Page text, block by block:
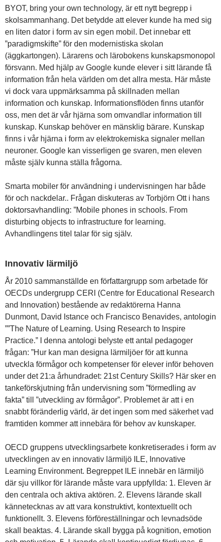
BYOT, bring your own technology, är ett nytt begrepp i
skolsammanhang. Det betydde att elever kunde ha med sig
en liten dator i form av sin egen mobil. Det innebar ett
”paradigmskifte” för den modernistiska skolan
(äggkartongen). Lärarens och lärobokens kunskapsmonopol
försvann. Med hjälp av Google kunde elever i sitt lärande få
information från hela världen om det allra mesta. Här måste
vi dock vara uppmärksamma på skillnaden mellan
information och kunskap. Informationsflöden finns utanför
oss, men det är vår hjärna som omvandlar information till
kunskap. Kunskap behöver en mänsklig bärare. Kunskap
finns i vår hjärna i form av elektrokemiska signaler mellan
neuroner. Google kan visserligen ge svaren, men eleven
måste själv kunna ställa frågorna.
Smarta mobiler för användning i undervisningen har både
för och nackdelar.. Frågan diskuteras av Torbjörn Ott i hans
doktorsavhandling: ”Mobile phones in schools. From
disturbing objects to infrastructure for learning.
Avhandlingens titel talar för sig själv.
Innovativ lärmiljö
År 2010 sammanställde en författargrupp som arbetade för
OECDs undergrupp CERI (Centre for Educational Research
and Innovation) bestående av redaktörerna Hanna
Dunmont, David Istance och Francisco Benavides, antologin
””The Nature of Learning. Using Research to Inspire
Practice.” I denna antologi belyste ett antal pedagoger
frågan: ”Hur kan man designa lärmiljöer för att kunna
utveckla förmågor och kompetenser för elever inför behoven
under det 21:a århundradet: 21st Century Skills? Här sker en
tankeförskjutning från undervisning som ”förmedling av
fakta” till ”utveckling av förmågor”. Problemet är att i en
snabbt föränderlig värld, är det ingen som med säkerhet vad
framtiden kommer att innebära för behov av kunskaper.
OECD gruppens utvecklingsarbete konkretiserades i form av
utvecklingen av en innovativ lärmiljö ILE, Innovative
Learning Environment. Begreppet ILE innebär en lärmiljö
där sju villkor för lärande måste vara uppfyllda: 1. Eleven är
den centrala och aktiva aktören. 2. Elevens lärande skall
kännetecknas av att vara konstruktivt, kontextuellt och
funktionellt. 3. Elevens förföreställningar och levnadsöde
skall beaktas. 4. Lärande skall bygga på kognition, emotion